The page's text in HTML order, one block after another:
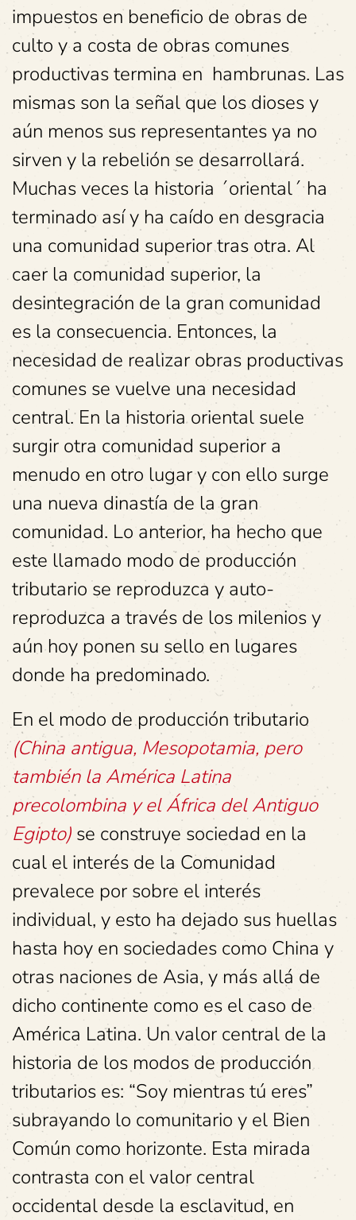
impuestos en beneficio de obras de
culto y a costa de obras comunes
productivas termina en hambrunas. Las
mismas son la señal que los dioses y
aún menos sus representantes ya no
sirven y la rebelión se desarrollará.
Muchas veces la historia ´oriental´ ha
terminado así y ha caído en desgracia
una comunidad superior tras otra. Al
caer la comunidad superior, la
desintegración de la gran comunidad
es la consecuencia. Entonces, la
necesidad de realizar obras productivas
comunes se vuelve una necesidad
central. En la historia oriental suele
surgir otra comunidad superior a
menudo en otro lugar y con ello surge
una nueva dinastía de la gran
comunidad. Lo anterior, ha hecho que
este llamado modo de producción
tributario se reproduzca y auto-
reproduzca a través de los milenios y
aún hoy ponen su sello en lugares
donde ha predominado.
En el modo de producción tributario
(China antigua, Mesopotamia, pero
también la América Latina
precolombina y el África del Antiguo
Egipto) se construye sociedad en la
cual el interés de la Comunidad
prevalece por sobre el interés
individual, y esto ha dejado sus huellas
hasta hoy en sociedades como China y
otras naciones de Asia, y más allá de
dicho continente como es el caso de
América Latina. Un valor central de la
historia de los modos de producción
tributarios es: “Soy mientras tú eres”
subrayando lo comunitario y el Bien
Común como horizonte. Esta mirada
contrasta con el valor central
occidental desde la esclavitud, en